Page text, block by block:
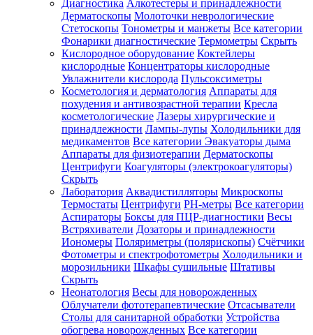
Диагностика Алкотестеры и принадлежности
Дерматоскопы Молоточки неврологические
Стетоскопы Тонометры и манжеты Все категории
Фонарики диагностические Термометры Скрыть
Кислородное оборудование Коктейлеры
кислородные Концентраторы кислородные
Увлажнители кислорода Пульсоксиметры
Косметология и дерматология Аппараты для
похудения и антивозрастной терапии Кресла
косметологические Лазеры хирургические и
принадлежности Лампы-лупы Холодильники для
медикаментов Все категории Эвакуаторы дыма
Аппараты для физиотерапии Дерматоскопы
Центрифуги Коагуляторы (электрокоагуляторы)
Скрыть
Лаборатория Аквадистилляторы Микроскопы
Термостаты Центрифуги PH-метры Все категории
Аспираторы Боксы для ПЦР-диагностики Весы
Встряхиватели Дозаторы и принадлежности
Иономеры Поляриметры (полярископы) Счётчики
Фотометры и спектрофотометры Холодильники и
морозильники Шкафы сушильные Штативы
Скрыть
Неонатология Весы для новорожденных
Облучатели фототерапевтические Отсасыватели
Столы для санитарной обработки Устройства
обогрева новорожденных Все категории